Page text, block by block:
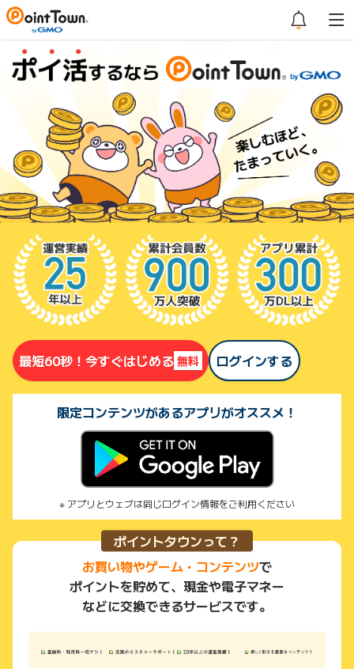
まずは登録しよう！
最短60秒！今すぐはじめる 無料 ログインする
限定コンテンツがあるアプリがオススメ！
アプリとウェブは同じログイン情報をご利用ください
ポイントタウンって？
お買い物やゲーム・コンテンツで
ポイントを貯めて、現金や電子マネー
などに交換できるサービスです。